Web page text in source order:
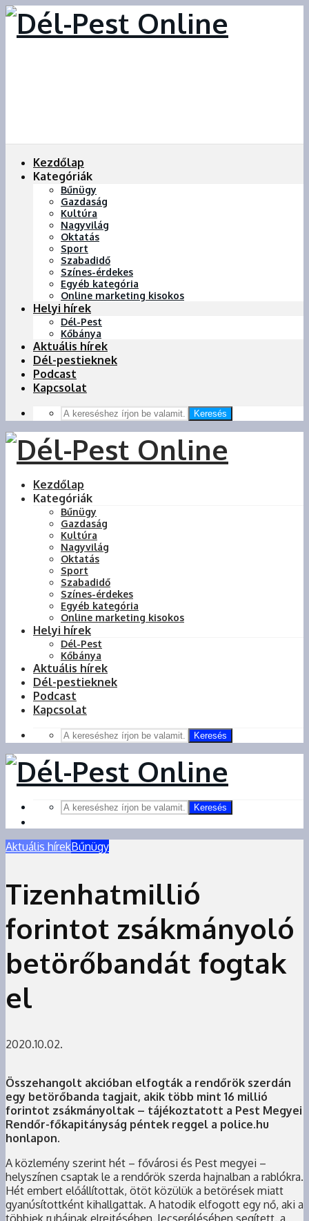
Kezdőlap
Kategóriák
Bűnügy
Gazdaság
Kultúra
Nagyvilág
Oktatás
Sport
Szabadidő
Színes-érdekes
Egyéb kategória
Online marketing kisokos
Helyi hírek
Dél-Pest
Kőbánya
Aktuális hírek
Dél-pestieknek
Podcast
Kapcsolat
Keresés
Kezdőlap
Kategóriák
Bűnügy
Gazdaság
Kultúra
Nagyvilág
Oktatás
Sport
Szabadidő
Színes-érdekes
Egyéb kategória
Online marketing kisokos
Helyi hírek
Dél-Pest
Kőbánya
Aktuális hírek
Dél-pestieknek
Podcast
Kapcsolat
Keresés
Keresés
Aktuális hírekBűnügy
Tizenhatmillió
forintot zsákmányoló
betörőbandát fogtak
el
2020.10.02.
Összehangolt akcióban elfogták a rendőrök szerdán
egy betörőbanda tagjait, akik több mint 16 millió
forintot zsákmányoltak – tájékoztatott a Pest Megyei
Rendőr-főkapitányság péntek reggel a police.hu
honlapon.
A közlemény szerint hét – fővárosi és Pest megyei –
helyszínen csaptak le a rendőrök szerda hajnalban a rablókra.
Hét embert előállítottak, ötöt közülük a betörések miatt
gyanúsítottként kihallgattak. A hatodik elfogott egy nő, aki a